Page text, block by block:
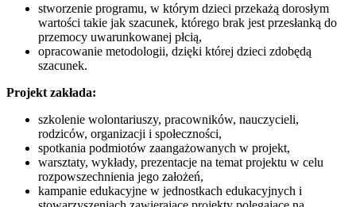
stworzenie programu, w którym dzieci przekażą dorosłym
wartości takie jak szacunek, którego brak jest przesłanką do
przemocy uwarunkowanej płcią,
opracowanie metodologii, dzięki której dzieci zdobędą
szacunek.
Projekt zakłada:
szkolenie wolontariuszy, pracowników, nauczycieli,
rodziców, organizacji i społeczności,
spotkania podmiotów zaangażowanych w projekt,
warsztaty, wykłady, prezentacje na temat projektu w celu
rozpowszechnienia jego założeń,
kampanie edukacyjne w jednostkach edukacyjnych i